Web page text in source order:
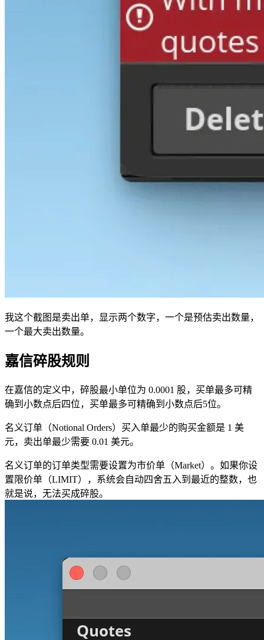
我这个截图是卖出单，显示两个数字，一个是预估卖出数量，
一个最大卖出数量。
嘉信碎股规则
在嘉信的定义中，碎股最小单位为 0.0001 股，买单最多可精
确到小数点后四位，买单最多可精确到小数点后5位。
名义订单（Notional Orders）买入单最少的购买金额是 1 美
元，卖出单最少需要 0.01 美元。
名义订单的订单类型需要设置为市价单（Market）。如果你设
置限价单（LIMIT），系统会自动四舍五入到最近的整数，也
就是说，无法买成碎股。